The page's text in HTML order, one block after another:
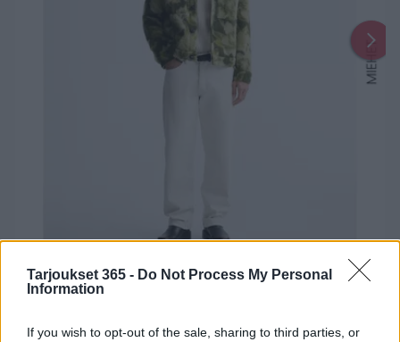
Tarjoukset 365 - Do Not Process My Personal
Information
If you wish to opt-out of the sale, sharing to third parties, or
...